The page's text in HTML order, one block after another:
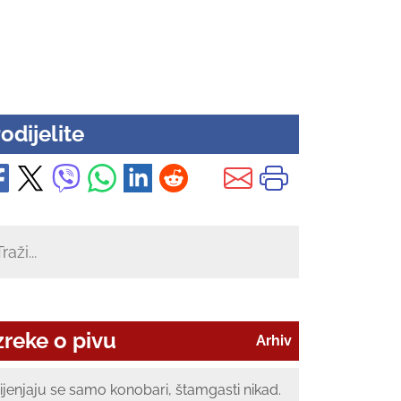
Arhiv
o pivu
se samo konobari, štamgasti nikad.